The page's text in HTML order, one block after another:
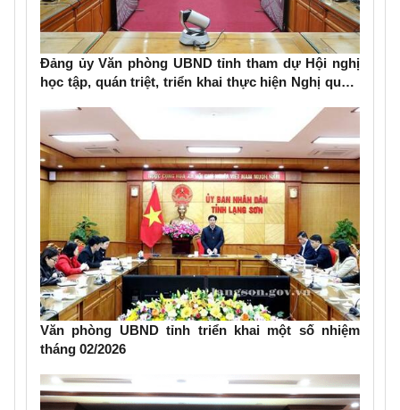
Đảng ủy Văn phòng UBND tỉnh tham dự Hội nghị
học tập, quán triệt, triển khai thực hiện Nghị quyết
Văn phòng UBND tỉnh triển khai một số nhiệm
tháng 02/2026